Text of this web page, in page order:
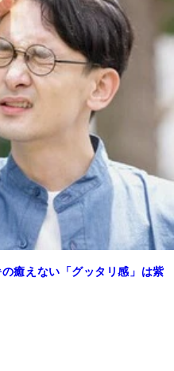
癒えない「グッタリ感」は紫